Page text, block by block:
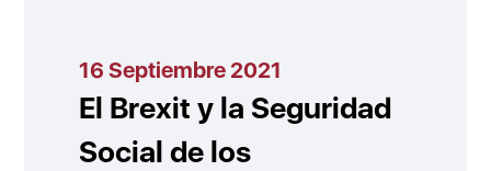
16 Septiembre 2021
El Brexit y la Seguridad
Social de los